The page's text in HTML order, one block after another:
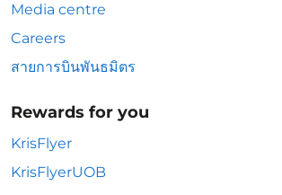
Media centre
Careers
สายการบินพันธมิตร
Rewards for you
KrisFlyer
KrisFlyerUOB